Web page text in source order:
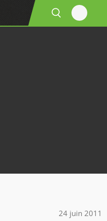
24 juin 2011